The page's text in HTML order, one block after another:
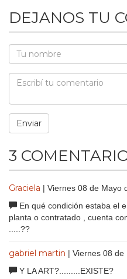
DEJANOS TU
3
Graciela | Viernes 08 de Mayo
En qué condición estaba el
planta o contratado , cuenta
.....??
gabriel martin | Viernes 08
Y LA ART?.........EXISTE?